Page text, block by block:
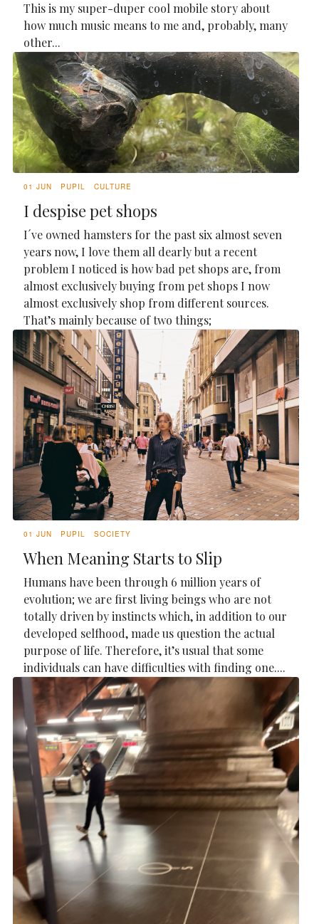
This is my super-duper cool mobile story about
how much music means to me and, probably, many
other...
01 JUN PUPIL CULTURE
I despise pet shops
I´ve owned hamsters for the past six almost seven
years now, I love them all dearly but a recent
problem I noticed is how bad pet shops are, from
almost exclusively buying from pet shops I now
almost exclusively shop from different sources.
That’s mainly because of two things;
01 JUN PUPIL SOCIETY
When Meaning Starts to Slip
Humans have been through 6 million years of
evolution; we are first living beings who are not
totally driven by instincts which, in addition to our
developed selfhood, made us question the actual
purpose of life. Therefore, it’s usual that some
individuals can have difficulties with finding one....